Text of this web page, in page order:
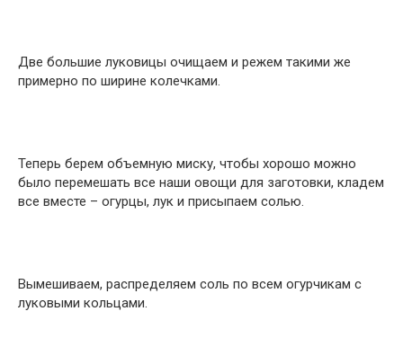
Две большие луковицы очищаем и режем такими же
примерно по ширине колечками.
Теперь берем объемную миску, чтобы хорошо можно
было перемешать все наши овощи для заготовки, кладем
все вместе – огурцы, лук и присыпаем солью.
Вымешиваем, распределяем соль по всем огурчикам с
луковыми кольцами.